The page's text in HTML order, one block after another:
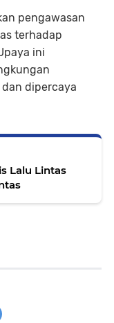
pengawasan
terhadap
ini
dipercaya
Lalu Lintas